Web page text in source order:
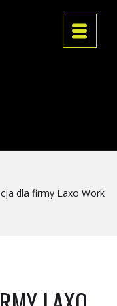
dla firmy Laxo Work